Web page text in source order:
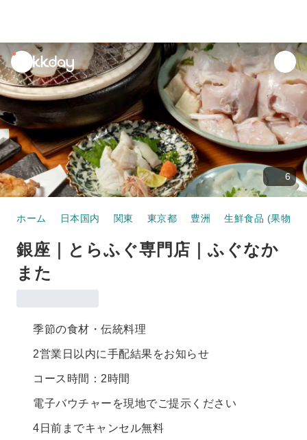
unread
notifications
6
ホーム 日本国内 関東 東京都 豊洲 生鮮食品 (果物 /
銀座｜とらふぐ専門店｜ふぐなか
また
季節の食材・伝統料理
2営業日以内に手配結果をお知らせ
コース時間：2時間
電子バウチャーを現地でご提示ください
4日前までキャンセル無料